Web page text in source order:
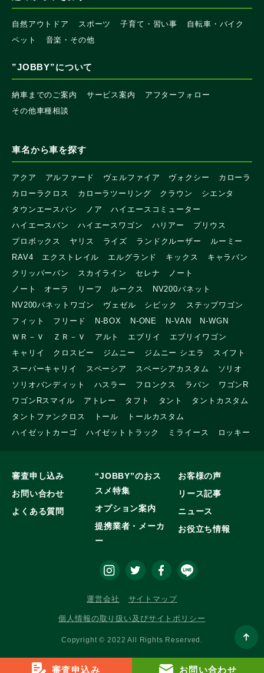
審査申込み お問い合わせ
自然アウトドア スポーツ 子育て・習い事
自転車・バイク
ペット
音楽・その他
”JOBBY”について
納車までのご案内 サービス案内
アフターフォロー
その他車種相談
車名から車を探す
アクア アルファード ヴェルファイア ヴォクシー
カローラ
カローラクロス
カローラツーリング クラウン
シエンタ
タウンエースバン
ノア
ハイエースコミューター
ハイエースバン
ハイエースワゴン ハリアー
プリウス
プロボックス
ヤリス ライズ ランドクルーザー
ルーミー
RAV4
エクストレイル エルグランド キックス
キャラバン
クリッパーバン
スカイライン セレナ
ノート
ノート オーラ
リーフ ルークス
NV200バネット
NV200バネットワゴン
ヴェゼル シビック
ステップワゴン
フィット
フリード N-BOX N-ONE N-VAN
N-WGN
ＷＲ－Ｖ
ＺＲ－Ｖ アルト エブリイ
エブリイワゴン
キャリイ
クロスビー ジムニー ジムニー シエラ
スイフト
スーパーキャリイ
スペーシア スペーシアカスタム
ソリオ
ソリオバンディット
ハスラー フロンクス ラパン
ワゴンR
ワゴンRスマイル
アトレー タフト タント
タントカスタム
タントファンクロス
トール
トールカスタム
ハイゼットカーゴ
ハイゼットトラック ミライース ロッキー
審査申し込み
お問い合わせ
よくある質問
“JOBBY”のおス
スメ特集
オプション案内
提携業者・メーカ
ー
お客様の声
リース記事
ニュース
お役立ち情報
運営会社 サイトマップ
個人情報の取り扱い及びサイトポリシー
Copyright © 2022 All Rights Reserved.